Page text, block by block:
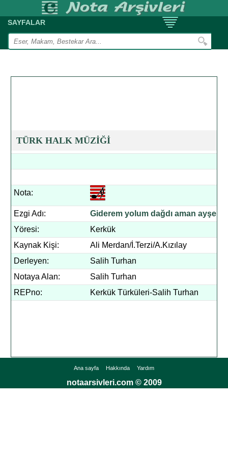
SAYFALAR
TÜRK HALK MÜZİĞİ
Nota:
Ezgi Adı:
Giderem yolum dağdı aman ayşe
Yöresi:
Kerkük
Kaynak Kişi:
Ali Merdan/İ.Terzi/A.Kızılay
Derleyen:
Salih Turhan
Notaya Alan:
Salih Turhan
REPno:
Kerkük Türküleri-Salih Turhan
Ana sayfa Hakkında Yardım
notaarsivleri.com © 2009